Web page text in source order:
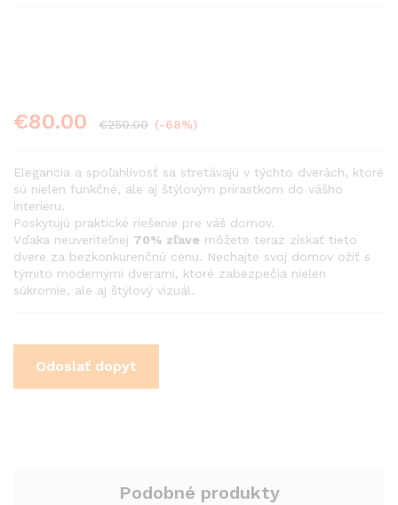
€80.00 €250.00 (-68%)
Elegancia a spoľahlivosť sa stretávajú v týchto dverách, ktoré
sú nielen funkčné, ale aj štýlovým prírastkom do vášho
interiéru.
Poskytujú praktické riešenie pre váš domov.
Vďaka neuveriteľnej 70% zľave môžete teraz získať tieto
dvere za bezkonkurenčnú cenu. Nechajte svoj domov ožiť s
týmito modernými dverami, ktoré zabezpečia nielen
súkromie, ale aj štýlový vizuál.
Odoslať dopyt
Podobné produkty